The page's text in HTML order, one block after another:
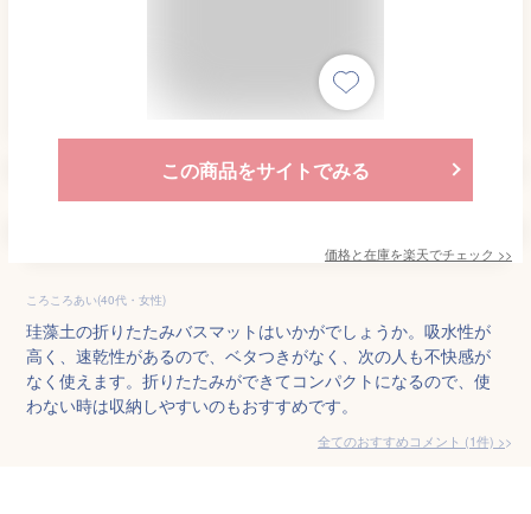
この商品をサイトでみる
価格と在庫を楽天でチェック >>
ころころあい(40代・女性)
珪藻土の折りたたみバスマットはいかがでしょうか。吸水性が
高く、速乾性があるので、ベタつきがなく、次の人も不快感が
なく使えます。折りたたみができてコンパクトになるので、使
わない時は収納しやすいのもおすすめです。
全てのおすすめコメント (1件) >